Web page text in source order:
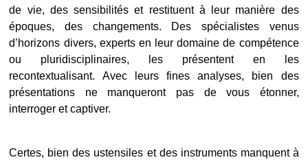
de vie, des sensibilités et restituent à leur manière des
époques, des changements. Des spécialistes venus
d’horizons divers, experts en leur domaine de compétence
ou pluridisciplinaires, les présentent en les
recontextualisant. Avec leurs fines analyses, bien des
présentations ne manqueront pas de vous étonner,
interroger et captiver.
Certes, bien des ustensiles et des instruments manquent à